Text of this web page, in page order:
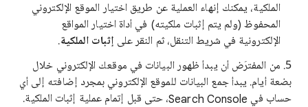
الملكية، يمكنك إنهاء العملية عن طريق اختيار الموقع الإلكتروني
المحفوظ (ولم يتم إثبات ملكيته) في أداة اختيار المواقع
الإلكترونية في شريط التنقل، ثم النقر على إثبات الملكية.
5. من المفترَض أن يبدأ ظهور البيانات في موقعك الإلكتروني خلال
بضعة أيام. يبدأ جمع البيانات للموقع الإلكتروني بمجرد إضافته إلى أي
حساب في Search Console، حتى قبل إتمام عملية إثبات الملكية.